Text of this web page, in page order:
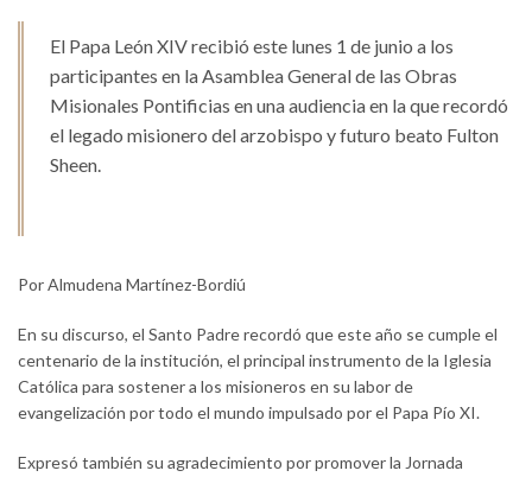
El Papa León XIV recibió este lunes 1 de junio a los
participantes en la Asamblea General de las Obras
Misionales Pontificias en una audiencia en la que recordó
el legado misionero del arzobispo y futuro beato Fulton
Sheen.
Por Almudena Martínez-Bordiú
En su discurso, el Santo Padre recordó que este año se cumple el
centenario de la institución, el principal instrumento de la Iglesia
Católica para sostener a los misioneros en su labor de
evangelización por todo el mundo impulsado por el Papa Pío XI.
Expresó también su agradecimiento por promover la Jornada